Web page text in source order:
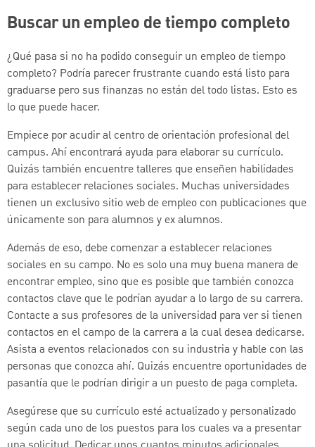
Buscar un empleo de tiempo completo
¿Qué pasa si no ha podido conseguir un empleo de tiempo
completo? Podría parecer frustrante cuando está listo para
graduarse pero sus finanzas no están del todo listas. Esto es
lo que puede hacer.
Empiece por acudir al centro de orientación profesional del
campus. Ahí encontrará ayuda para elaborar su currículo.
Quizás también encuentre talleres que enseñen habilidades
para establecer relaciones sociales. Muchas universidades
tienen un exclusivo sitio web de empleo con publicaciones que
únicamente son para alumnos y ex alumnos.
Además de eso, debe comenzar a establecer relaciones
sociales en su campo. No es solo una muy buena manera de
encontrar empleo, sino que es posible que también conozca
contactos clave que le podrían ayudar a lo largo de su carrera.
Contacte a sus profesores de la universidad para ver si tienen
contactos en el campo de la carrera a la cual desea dedicarse.
Asista a eventos relacionados con su industria y hable con las
personas que conozca ahí. Quizás encuentre oportunidades de
pasantía que le podrían dirigir a un puesto de paga completa.
Asegúrese que su currículo esté actualizado y personalizado
según cada uno de los puestos para los cuales va a presentar